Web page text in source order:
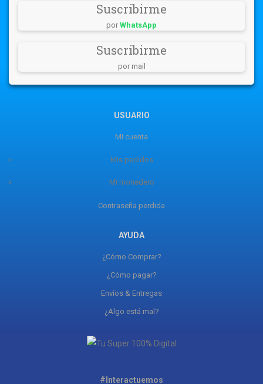
Suscribirme
por WhatsApp
Suscribirme
por mail
USUARIO
Mi cuenta
Mis pedidos
Mi monedero
Contraseña perdida
AYUDA
¿Cómo Comprar?
¿Cómo pagar?
Envíos & Entregas
¿Algo está mal?
#Interactuemos